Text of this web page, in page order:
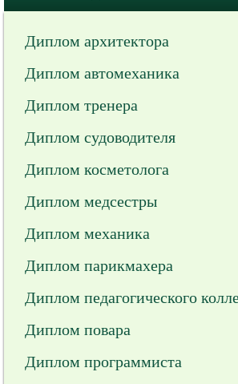
Диплом архитектора
Диплом автомеханика
Диплом тренера
Диплом судоводителя
Диплом косметолога
Диплом медсестры
Диплом механика
Диплом парикмахера
Диплом педагогического
Диплом повара
Диплом программиста